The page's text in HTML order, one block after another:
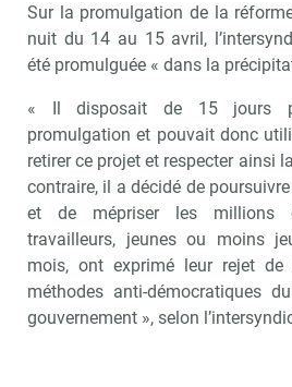
Sur la promulgation de la
nuit du 14 au 15 avril,
été promulguée « dans la
« Il disposait de 15 jours
promulgation et pouvait donc
retirer ce projet et respecter ainsi
contraire, il a décidé de
et de mépriser les millions
travailleurs, jeunes ou moins
mois, ont exprimé leur rejet
méthodes anti-démocratiques
gouvernement », selon